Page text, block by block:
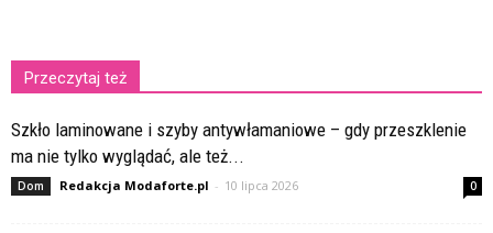
Przeczytaj też
Szkło laminowane i szyby antywłamaniowe – gdy przeszklenie
ma nie tylko wyglądać, ale też...
Dom Redakcja Modaforte.pl - 10 lipca 2026 0